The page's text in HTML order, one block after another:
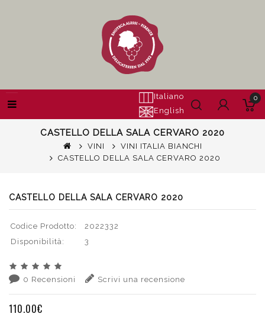
Italiano
English
0
CASTELLO DELLA SALA CERVARO 2020
VINI
VINI ITALIA BIANCHI
CASTELLO DELLA SALA CERVARO 2020
CASTELLO DELLA SALA CERVARO 2020
Codice Prodotto:
2022332
Disponibilità:
3
0 Recensioni Scrivi una recensione
110.00€